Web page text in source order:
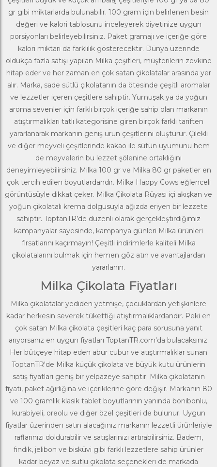
gr gibi miktarlarda bulunabilir. 100 gram için belirlenen besin
değeri ve kalori tablosunu inceleyerek diyetinize uygun
porsiyonları belirleyebilirsiniz. Paket gramajı ve içeriğe göre
kalori miktarı da farklılık gösterecektir. Dünya üzerinde
oldukça fazla satışı yapılan Milka çeşitleri, müşterilerin zevkine
hitap eder ve her zaman en çok satan çikolatalar arasında yer
alır. Marka, sade sütlü çikolatanın da ötesinde çeşitli aromalar
ve lezzetler içeren çeşitlere sahiptir. Yumuşak ya da yoğun
aroma sevenler için farklı birçok içeriğe sahip olan markanın
atıştırmalıkları tatlı kategorisine giren birçok farklı tariften
yararlanarak markanın geniş ürün çeşitlerini oluşturur. Çilekli
ve diğer meyveli çeşitlerinde kakao ile sütün uyumunu hem
de meyvelerin bu lezzet şölenine ortaklığını
deneyimleyebilirsiniz. Milka 100 gr ve Milka 80 gr paketler en
çok tercih edilen boyutlardandır. Milka Happy Cows eğlenceli
görüntüsüyle dikkat çeker. Milka Çikolata Rüyası içi akışkan ve
yoğun çikolatalı krema dolgusuyla ağızda eriyen bir lezzete
sahiptir. ToptanTR’de düzenli olarak gerçekleştirdiğimiz
kampanyalar sayesinde, kampanya günleri Milka ürünleri
fırsatlarını kaçırmayın! Çeşitli indirimlerle kaliteli Milka
çikolatalarını bulmak için hemen göz atın ve avantajlardan
yararlanın.
Milka Çikolata Fiyatları
Milka çikolatalar yediden yetmişe, çocuklardan yetişkinlere
kadar herkesin severek tükettiği atıştırmalıklardandır. Peki en
çok satan Milka çikolata çeşitleri kaç para sorusuna yanıt
arıyorsanız en uygun fiyatları ToptanTR.com'da bulacaksınız.
Her bütçeye hitap eden abur cubur ve atıştırmalıklar sunan
ToptanTR'de Milka küçük çikolata ve büyük kutu ürünlerin
satış fiyatları geniş bir yelpazeye sahiptir. Milka çikolatanın
fiyatı, paket ağırlığına ve içeriklerine göre değişir. Markanın 80
ve 100 gramlık klasik tablet boyutlarının yanında bonibonlu,
kurabiyeli, oreolu ve diğer özel çeşitleri de bulunur. Uygun
fiyatlar üzerinden satın alacağınız markanın lezzetli ürünleriyle
raflarınızı doldurabilir ve satışlarınızı artırabilirsiniz. Badem,
fındık, jelibon ve bisküvi gibi farklı lezzetlere sahip ürünler
kadar beyaz ve sütlü çikolata seçenekleri de markada